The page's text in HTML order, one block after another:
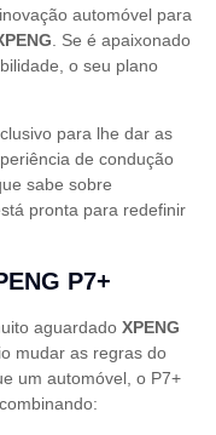
automóvel para
. Se é apaixonado
o seu plano
para lhe dar as
de condução
sabe sobre
pronta para redefinir
P7+
aguardado XPENG
mudar as regras do
um automóvel, o P7+